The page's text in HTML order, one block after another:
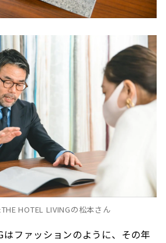
HOTEL LIVINGの松本さん
ファッションのように、その年